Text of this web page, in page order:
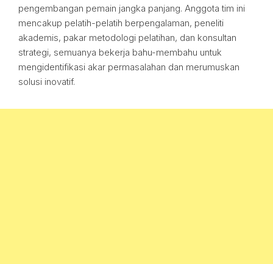
pengembangan pemain jangka panjang. Anggota tim ini
mencakup pelatih-pelatih berpengalaman, peneliti
akademis, pakar metodologi pelatihan, dan konsultan
strategi, semuanya bekerja bahu-membahu untuk
mengidentifikasi akar permasalahan dan merumuskan
solusi inovatif.